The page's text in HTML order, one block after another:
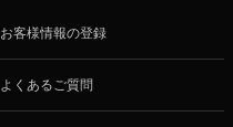
お客様情報の登録
よくあるご質問